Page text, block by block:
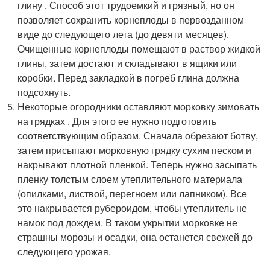
глину . Способ этот трудоемкий и грязный, но он
позволяет сохранить корнеплоды в первозданном
виде до следующего лета (до девяти месяцев).
Очищенные корнеплоды помещают в раствор жидкой
глины, затем достают и складывают в ящики или
коробки. Перед закладкой в погреб глина должна
подсохнуть.
Некоторые огородники оставляют морковку зимовать
на грядках . Для этого ее нужно подготовить
соответствующим образом. Сначала обрезают ботву,
затем присыпают морковную грядку сухим песком и
накрывают плотной пленкой. Теперь нужно засыпать
пленку толстым слоем утеплительного материала
(опилками, листвой, перегноем или лапником). Все
это накрывается рубероидом, чтобы утеплитель не
намок под дождем. В таком укрытии морковке не
страшны морозы и осадки, она останется свежей до
следующего урожая.